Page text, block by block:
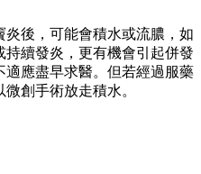
後，可能會積水或流膿，如
續發炎，更有機會引起併發
應盡早求醫。但若經過服藥
創手術放走積水。